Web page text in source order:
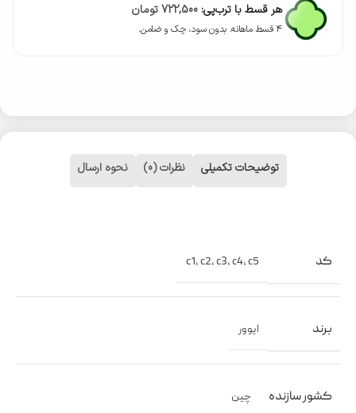
هر قسط با ترب‌پی: 722,500تومان
۴ قسط ماهانه. بدون سود، چک و ضامن.
توضیحات تکمیلی نظرات (0) نحوه ارسال
کد c1,c2,c3,c4,c5
برند ایوور
کشور سازنده چین